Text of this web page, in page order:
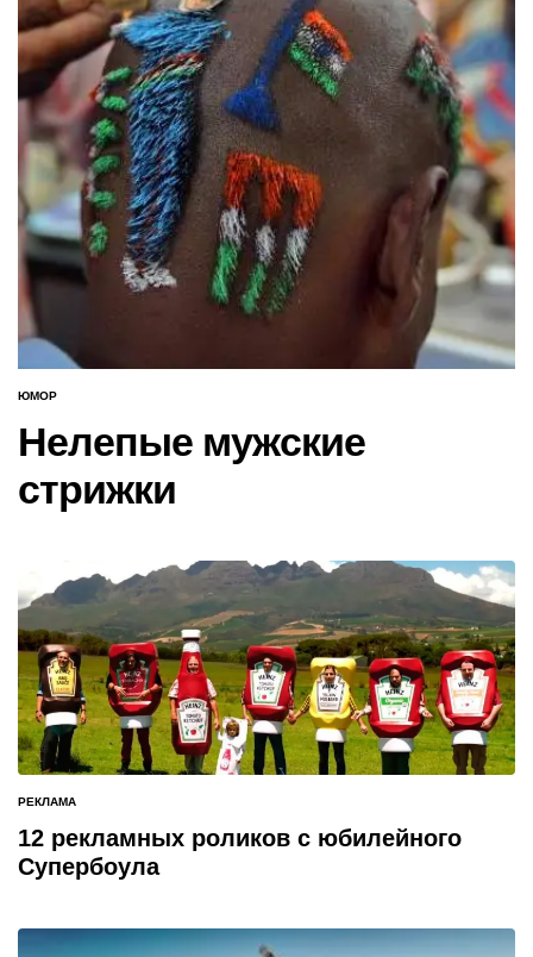
ОПУБЛИКОВАНО
ЮМОР
Нелепые мужские
стрижки
ОПУБЛИКОВАНО
В
РЕКЛАМА
12 рекламных роликов с юбилейного
Супербоула